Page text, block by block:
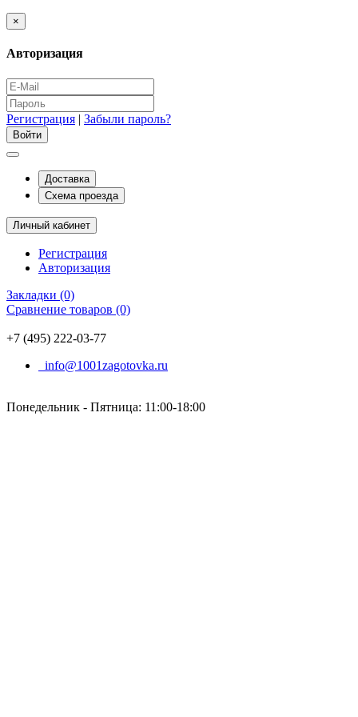
×
Авторизация
Регистрация | Забыли пароль?
Доставка
Схема проезда
Личный кабинет
Регистрация
Авторизация
Закладки (0)
Сравнение товаров (0)
+7 (495) 222-03-77
info@1001zagotovka.ru
Понедельник - Пятница: 11:00-18:00